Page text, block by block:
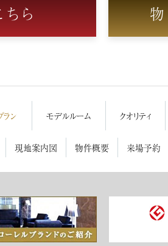
ら
ラン モデルルーム クオリティ
現地案内図 物件概要 来場予約